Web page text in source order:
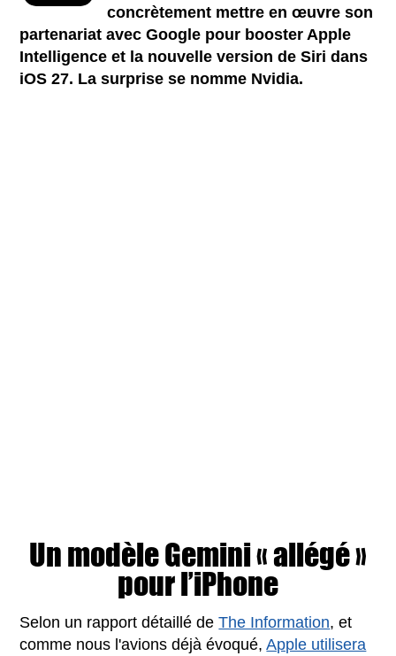
concrètement mettre en œuvre son
partenariat avec Google pour booster Apple
Intelligence et la nouvelle version de Siri dans
iOS 27. La surprise se nomme Nvidia.
Un modèle Gemini « allégé »
pour l’iPhone
Selon un rapport détaillé deThe Information, et
comme nous l'avions déjà évoqué,Apple utilisera